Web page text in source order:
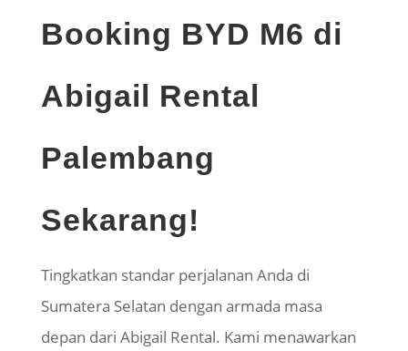
Booking BYD M6 di
Abigail Rental
Palembang
Sekarang!
Tingkatkan standar perjalanan Anda di
Sumatera Selatan dengan armada masa
depan dari Abigail Rental. Kami menawarkan